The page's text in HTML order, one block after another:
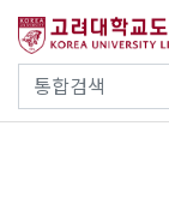
건
통합검색
사이트내 검색